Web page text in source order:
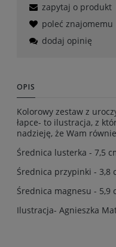
zapytaj o produkt
poleć znajomemu
dodaj opinię
OPIS
Kolorowy zestaw z
łapce- to ilustracja, z
nadzieję, że Wam
Średnica lusterka - 7,5
Średnica przypinki - 3,8
Średnica magnesu - 5,9
Ilustracja- Agnieszka